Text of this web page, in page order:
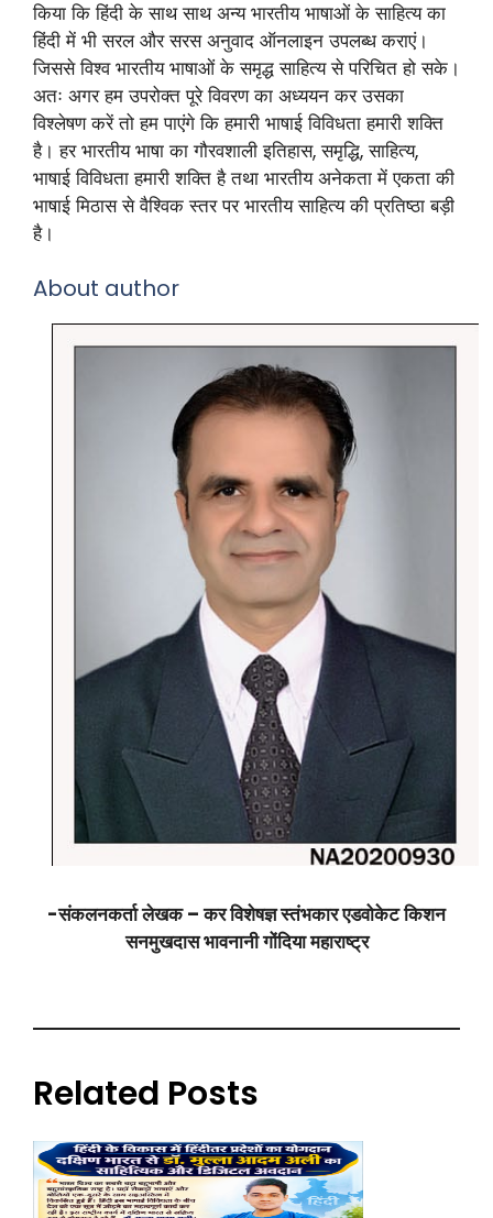
किया कि हिंदी के साथ साथ अन्य भारतीय भाषाओं के साहित्य का
हिंदी में भी सरल और सरस अनुवाद ऑनलाइन उपलब्ध कराएं।
जिससे विश्व भारतीय भाषाओं के समृद्ध साहित्य से परिचित हो सके।
अतः अगर हम उपरोक्त पूरे विवरण का अध्ययन कर उसका
विश्लेषण करें तो हम पाएंगे कि हमारी भाषाई विविधता हमारी शक्ति
है। हर भारतीय भाषा का गौरवशाली इतिहास, समृद्धि, साहित्य,
भाषाई विविधता हमारी शक्ति है तथा भारतीय अनेकता में एकता की
भाषाई मिठास से वैश्विक स्तर पर भारतीय साहित्य की प्रतिष्ठा बड़ी
है।
About author
-संकलनकर्ता लेखक – कर विशेषज्ञ स्तंभकार एडवोकेट किशन
सनमुखदास भावनानी गोंदिया महाराष्ट्र
Related Posts